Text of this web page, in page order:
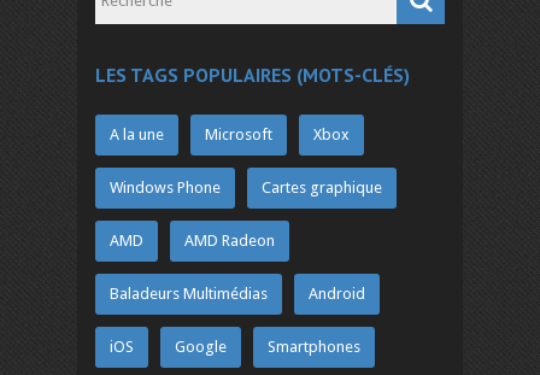
LES TAGS POPULAIRES (MOTS-CLÉS)
A la une Microsoft Xbox
Windows Phone Cartes graphique
AMD AMD Radeon
Baladeurs Multimédias Android
iOS Google Smartphones